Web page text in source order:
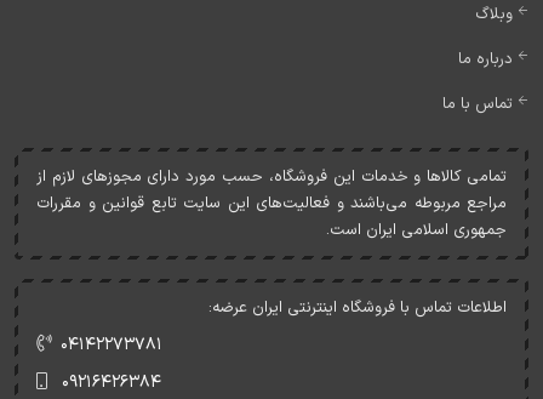
وبلاگ
درباره ما
تماس با ما
تمامی کالاها و خدمات اين فروشگاه، حسب مورد دارای مجوزهای لازم از
مراجع مربوطه می‌باشند و فعاليت‌های اين سايت تابع قوانين و مقررات
جمهوری اسلامی ايران است.
اطلاعات تماس با فروشگاه اینترنتی ایران عرضه:
۰۴۱۴۲۲۷۳۷۸۱
۰۹۲۱۶۴۲۶۳۸۴